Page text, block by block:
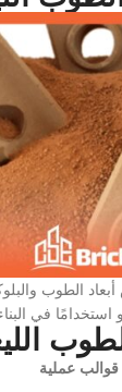
الطوب
في